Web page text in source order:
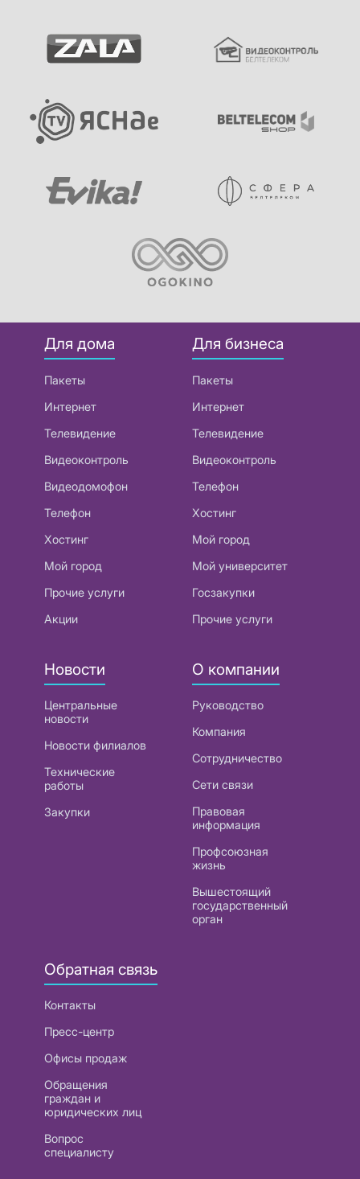
Для дома
Пакеты
Интернет
Телевидение
Видеоконтроль
Видеодомофон
Телефон
Хостинг
Мой город
Прочие услуги
Акции
Для бизнеса
Пакеты
Интернет
Телевидение
Видеоконтроль
Телефон
Хостинг
Мой город
Мой университет
Госзакупки
Прочие услуги
Новости
Центральные
новости
Новости филиалов
Технические
работы
Закупки
О компании
Руководство
Компания
Сотрудничество
Сети связи
Правовая
информация
Профсоюзная
жизнь
Вышестоящий
государственный
орган
Обратная связь
Контакты
Пресс-центр
Офисы продаж
Обращения
граждан и
юридических лиц
Вопрос
специалисту